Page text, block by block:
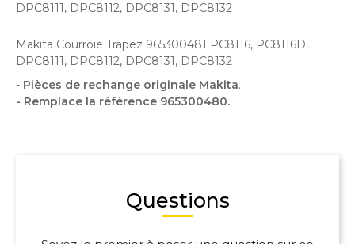
DPC8111, DPC8112, DPC8131, DPC8132
Makita Courroie Trapez 965300481 PC8116, PC8116D,
DPC8111, DPC8112, DPC8131, DPC8132
- Pièces de rechange originale Makita.
- Remplace la référence 965300480.
Questions